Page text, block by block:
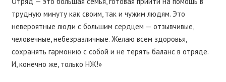
трудную минуту как своим, так и чужим людям. Это
невероятные люди с большим сердцем — отзывчивые,
человечные, небезразличные. Желаю всем здоровья,
сохранять гармонию с собой и не терять баланс в отряде.
И, конечно же, только НЖ!»